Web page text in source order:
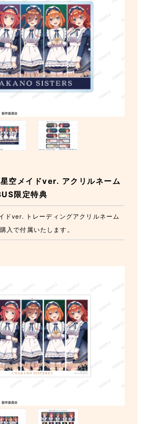
空メイドver. アクリルネーム
限定特典
ドver. トレーディングアクリルネーム
入で付属いたします。